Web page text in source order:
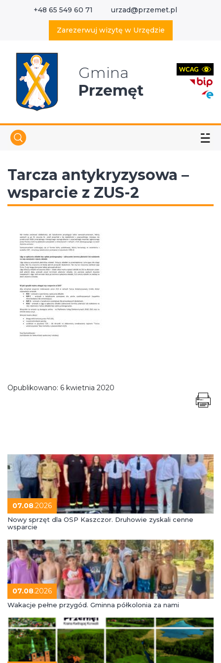
+48 65 549 60 71 urzad@przemet.pl
Zarezerwuj wizytę w Urzędzie
Gmina
Przemęt
☱
Tarcza antykryzysowa –
wsparcie z ZUS-2
Opublikowano: 6 kwietnia 2020
07.08.2026
Nowy sprzęt dla OSP Kaszczor. Druhowie zyskali cenne
wsparcie
07.08.2026
Wakacje pełne przygód. Gminna półkolonia za nami
Wyszukaj w serwisie